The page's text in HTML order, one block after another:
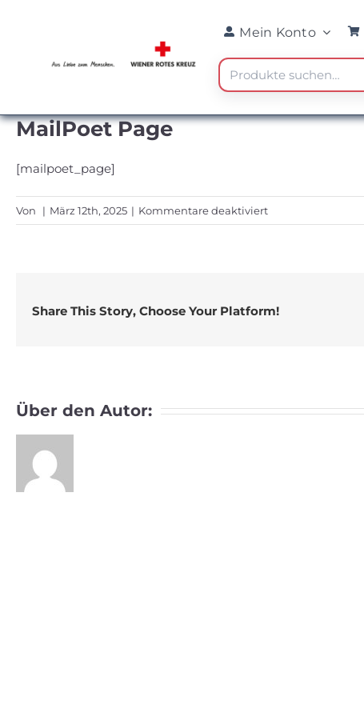
Mein Konto
Suche
MailPoet Page
[mailpoet_page]
Von | März 12th, 2025 | Kommentare deaktiviertfür
MailPoet
Share This Story, Choose Your Platform!
Über den Autor: